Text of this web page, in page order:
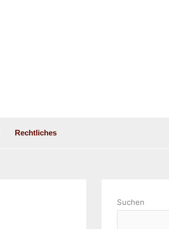
Rechtliches
Suchen